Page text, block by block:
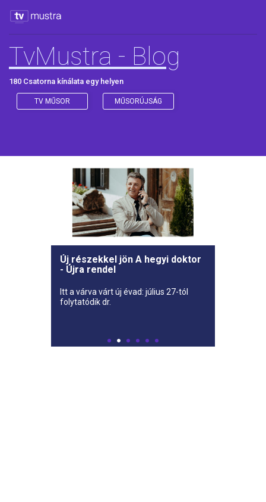
TvMustra - Blog
180 Csatorna kínálata egy helyen
TV MŰSOR MŰSORÚJSÁG
Új részekkel jön A hegyi doktor
- Újra rendel
Itt a várva várt új évad: július 27-tól
folytatódik dr.